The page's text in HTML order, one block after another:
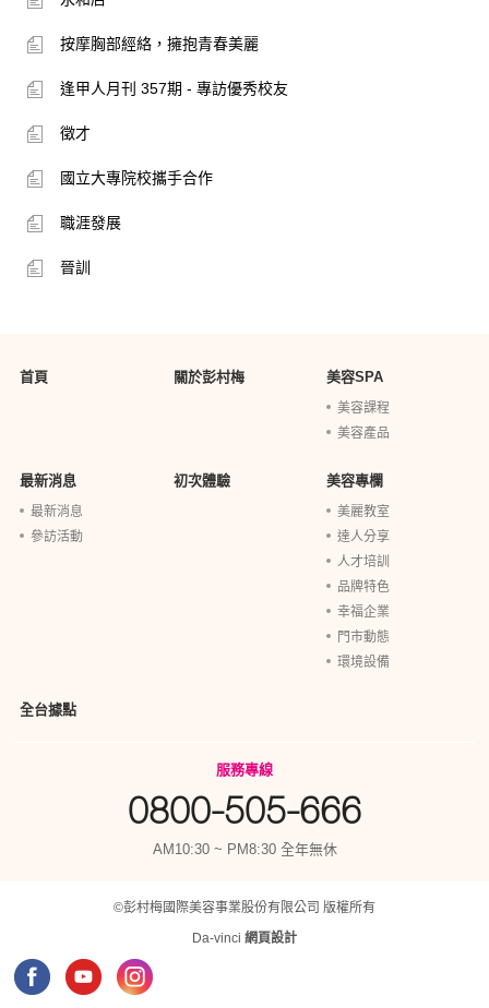
按摩胸部經絡，擁抱青春美麗
逢甲人月刊 357期 - 專訪優秀校友
徵才
國立大專院校攜手合作
職涯發展
晉訓
首頁 關於彭村梅 美容SPA
美容課程
美容產品
最新消息
最新消息
參訪活動
初次體驗 美容專欄
美麗教室
達人分享
人才培訓
品牌特色
幸福企業
門市動態
環境設備
全台據點
服務專線
0800-505-666
AM10:30 ~ PM8:30 全年無休
©彭村梅國際美容事業股份有限公司 版權所有
Da-vinci 網頁設計